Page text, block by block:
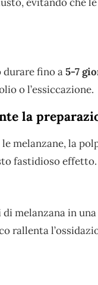
evitando che
durare fino a5-7
o l’essiccazione.
la
melanzane, la
fastidioso effetto.
melanzana in
rallenta